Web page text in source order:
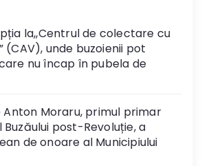
i
e
r
t
la,,Centrul de colectare cu
unde buzoienii pot
nu încap în pubela de
Anton Moraru, primul primar
post-Revoluție, a
de onoare al Municipiului